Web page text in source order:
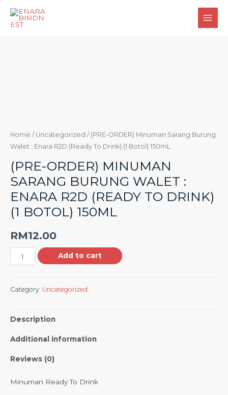
Home / Uncategorized / (PRE-ORDER) Minuman Sarang Burung
Walet : Enara R2D (Ready To Drink) (1 Botol) 150mL
(PRE-ORDER) MINUMAN
SARANG BURUNG WALET :
ENARA R2D (READY TO DRINK)
(1 BOTOL) 150ML
RM12.00
Add to cart
Category: Uncategorized
Description
Additional information
Reviews (0)
Minuman Ready To Drink